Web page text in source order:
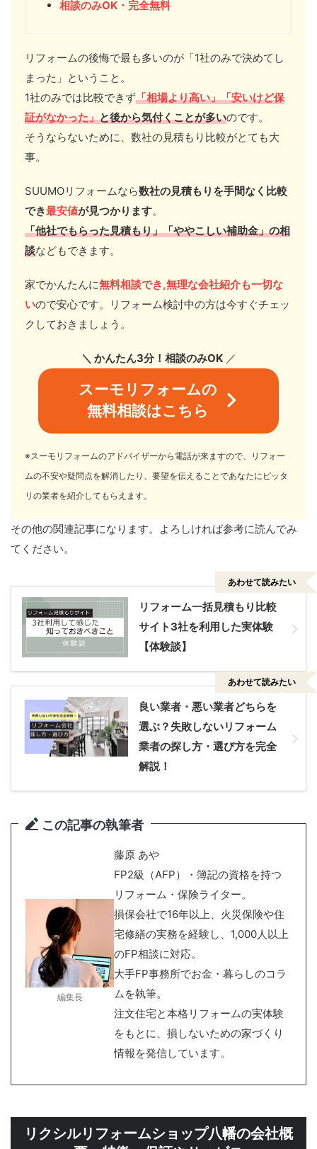
相談のみOK・完全無料
リフォームの後悔で最も多いのが「1社のみで決めてし
まった」ということ。
1社のみでは比較できず「相場より高い」「安いけど保
証がなかった」と後から気付くことが多いのです。
そうならないために、数社の見積もり比較がとても大
事。
SUUMOリフォームなら数社の見積もりを手間なく比較
でき最安値が見つかります。
「他社でもらった見積もり」「ややこしい補助金」の相
談などもできます。
家でかんたんに無料相談でき,無理な会社紹介も一切な
いので安心です。リフォーム検討中の方は今すぐチェッ
クしておきましょう。
＼ かんたん3分！相談のみOK／
スーモリフォームの
無料相談はこちら
※スーモリフォームのアドバイザーから電話が来ますので、リフォー
ムの不安や疑問点を解消したり、要望を伝えることであなたにピッタ
リの業者を紹介してもらえます。
その他の関連記事になります。よろしければ参考に読んでみ
てください。
リフォーム一括見積もり比較
サイト3社を利用した実体験
【体験談】
あわせて読みたい
良い業者・悪い業者どちらを
選ぶ？失敗しないリフォーム
業者の探し方・選び方を完全
解説！
あわせて読みたい
この記事の執筆者
編集長
藤原 あや
FP2級（AFP）・簿記の資格を持つ
リフォーム・保険ライター。
損保会社で16年以上、火災保険や住
宅修繕の実務を経験し、1,000人以上
のFP相談に対応。
大手FP事務所でお金・暮らしのコラ
ムを執筆。
注文住宅と本格リフォームの実体験
をもとに、損しないための家づくり
情報を発信しています。
リクシルリフォームショップ八幡の会社概